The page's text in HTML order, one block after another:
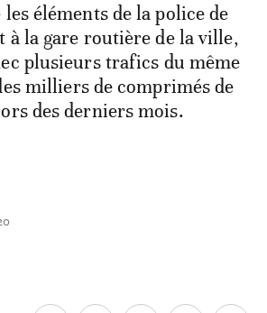
éléments de la police de
à la gare routière de la ville,
plusieurs trafics du même
milliers de comprimés de
des derniers mois.